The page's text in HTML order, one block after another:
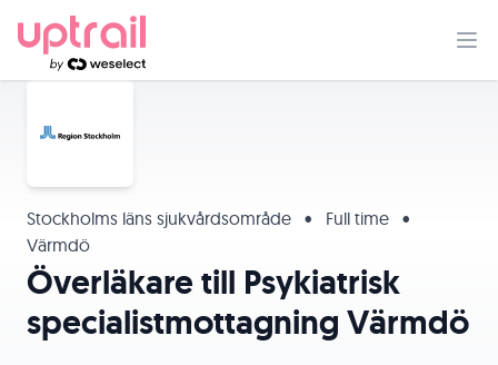
Stockholms läns sjukvårdsområde • Full time •
Värmdö
Överläkare till Psykiatrisk
specialistmottagning Värmdö